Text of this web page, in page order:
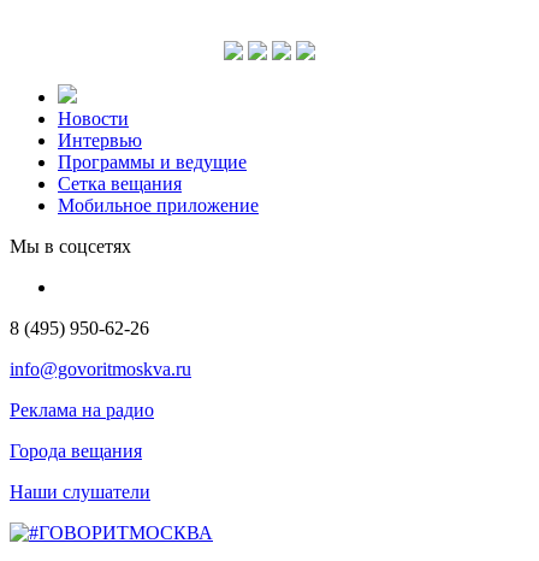
Новости
Интервью
Программы и ведущие
Сетка вещания
Мобильное приложение
Мы в соцсетях
8 (495) 950-62-26
info@govoritmoskva.ru
Реклама на радио
Города вещания
Наши слушатели